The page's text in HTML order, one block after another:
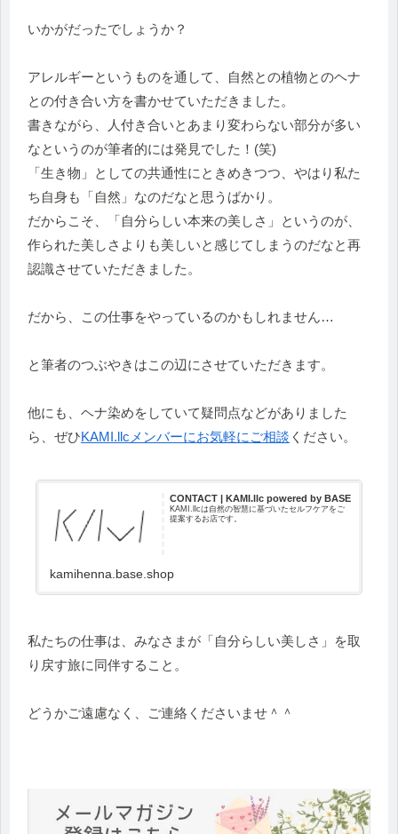
いかがだったでしょうか？
アレルギーというものを通して、自然との植物とのヘナ
との付き合い方を書かせていただきました。
書きながら、人付き合いとあまり変わらない部分が多い
なというのが筆者的には発見でした！(笑)
「生き物」としての共通性にときめきつつ、やはり私た
ち自身も「自然」なのだなと思うばかり。
だからこそ、「自分らしい本来の美しさ」というのが、
作られた美しさよりも美しいと感じてしまうのだなと再
認識させていただきました。
だから、この仕事をやっているのかもしれません…
と筆者のつぶやきはこの辺にさせていただきます。
他にも、ヘナ染めをしていて疑問点などがありました
ら、ぜひKAMI.llcメンバーにお気軽にご相談 ください。
CONTACT | KAMI.llc powered by BASE
KAMI.llcは自然の智慧に基づいたセルフケアをご
提案するお店です。
kamihenna.base.shop
私たちの仕事は、みなさまが「自分らしい美しさ」を取
り戻す旅に同伴すること。
どうかご遠慮なく、ご連絡くださいませ＾＾